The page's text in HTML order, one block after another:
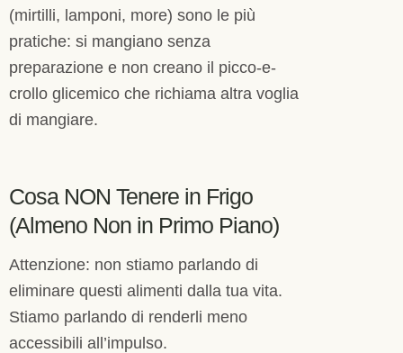
(mirtilli, lamponi, more) sono le più
pratiche: si mangiano senza
preparazione e non creano il picco-e-
crollo glicemico che richiama altra voglia
di mangiare.
Cosa NON Tenere in Frigo
(Almeno Non in Primo Piano)
Attenzione: non stiamo parlando di
eliminare questi alimenti dalla tua vita.
Stiamo parlando di renderli meno
accessibili all’impulso.